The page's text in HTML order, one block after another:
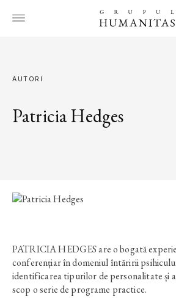
AUTORI
Patricia Hedges
PATRICIA HEDGES are o bogată
conferențiar în domeniul întăririi
identificarea tipurilor de personalitate și
scop o serie de programe practice.